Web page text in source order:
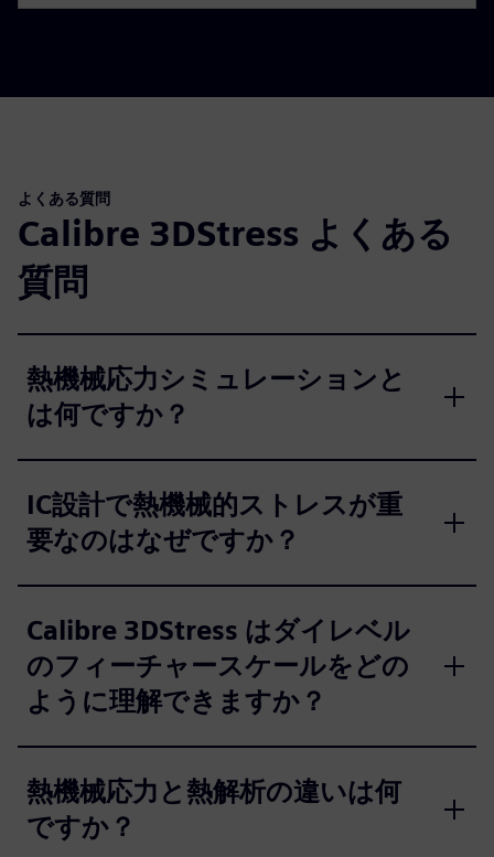
よくある質問
Calibre 3DStress よくある
質問
熱機械応力シミュレーションと
は何ですか？
IC設計で熱機械的ストレスが重
要なのはなぜですか？
Calibre 3DStress はダイレベル
のフィーチャースケールをどの
ように理解できますか？
熱機械応力と熱解析の違いは何
ですか？